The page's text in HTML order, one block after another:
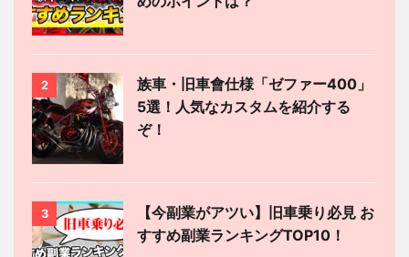
2
族車・旧車會仕様「ゼファー400」
5選！人気なカスタムを紹介する
ぞ！
3
【今副業がアツい】旧車乗り必見 お
すすめ副業ランキングTOP10！